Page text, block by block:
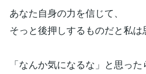
あなた自身の力を信じて、
そっと後押しするものだと私は
「なんか気になるな」と思った